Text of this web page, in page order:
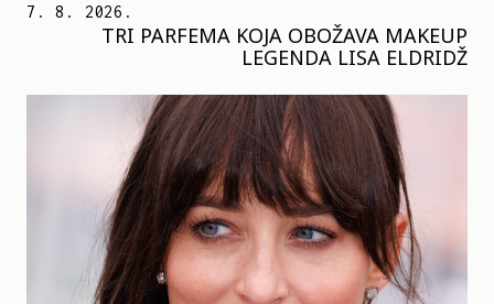
7. 8. 2026.
TRI PARFEMA KOJA OBOŽAVA MAKEUP
LEGENDA LISA ELDRIDŽ